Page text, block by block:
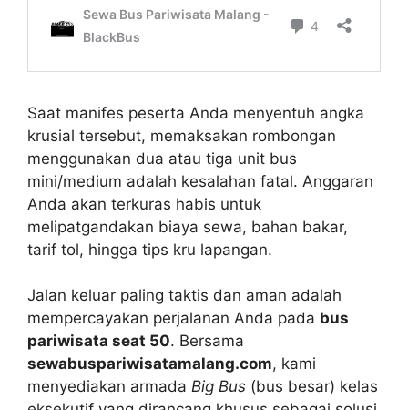
Saat manifes peserta Anda menyentuh angka
krusial tersebut, memaksakan rombongan
menggunakan dua atau tiga unit bus
mini/medium adalah kesalahan fatal. Anggaran
Anda akan terkuras habis untuk
melipatgandakan biaya sewa, bahan bakar,
tarif tol, hingga tips kru lapangan.
Jalan keluar paling taktis dan aman adalah
mempercayakan perjalanan Anda pada bus
pariwisata seat 50. Bersama
sewabuspariwisatamalang.com, kami
menyediakan armada Big Bus (bus besar) kelas